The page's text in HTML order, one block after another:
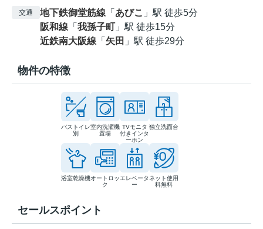
交通 地下鉄御堂筋線 「 あびこ 」駅 徒歩5分
阪和線 「 我孫子町 」駅 徒歩15分
近鉄南大阪線 「 矢田 」駅 徒歩29分
物件の特徴
バストイレ
別
室内洗濯機
置場
TVモニタ
付きインタ
ーホン
独立洗面台
浴室乾燥機オートロッ
ク
エレベータ
ー
ネット使用
料無料
セールスポイント